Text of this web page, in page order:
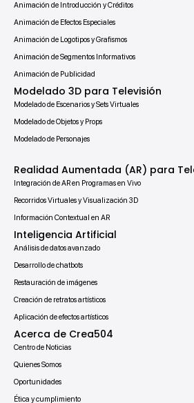
Animación de Introducción y Créditos
Animación de Efectos Especiales
Animación de Logotipos y Grafismos
Animación de Segmentos Informativos
Animación de Publicidad
Modelado 3D para Televisión
Modelado de Escenarios y Sets Virtuales
Modelado de Objetos y Props
Modelado de Personajes
Realidad Aumentada (AR) para
Integración de AR en Programas en Vivo
Recorridos Virtuales y Visualización 3D
Información Contextual en AR
Inteligencia Artificial
Análisis de datos avanzado
Desarrollo de chatbots
Restauración de imágenes
Creación de retratos artísticos
Aplicación de efectos artísticos
Acerca de Crea504
Centro de Noticias
Quienes Somos
Oportunidades
Ética y cumplimiento